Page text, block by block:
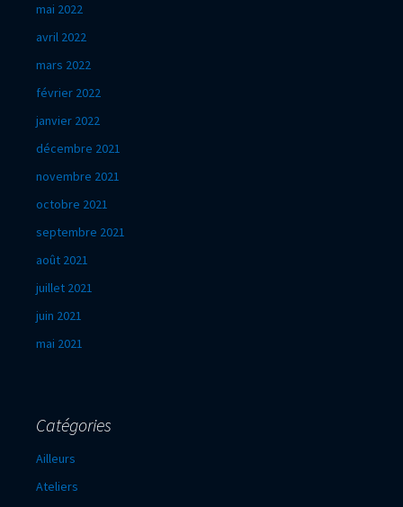
mai 2022
avril 2022
mars 2022
février 2022
janvier 2022
décembre 2021
novembre 2021
octobre 2021
septembre 2021
août 2021
juillet 2021
juin 2021
mai 2021
Catégories
Ailleurs
Ateliers